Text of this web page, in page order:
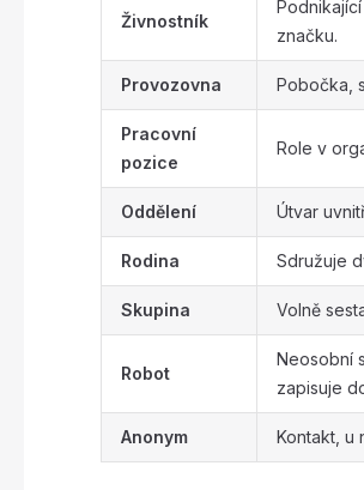
Živnostník
značku.
Provozovna Pobočka,
Pracovní
pozice
Role v
Oddělení Útvar
Rodina Sdružuje
Skupina Volně
Robot
Neosobní
zapisuje
Anonym Kontakt, u